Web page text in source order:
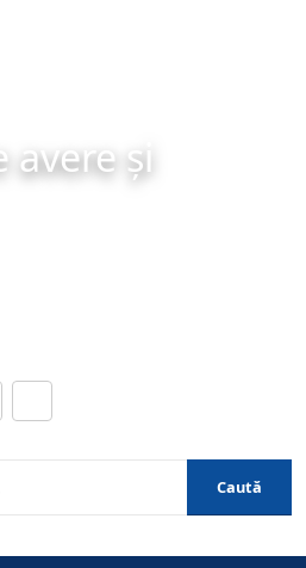
avere și
Caută